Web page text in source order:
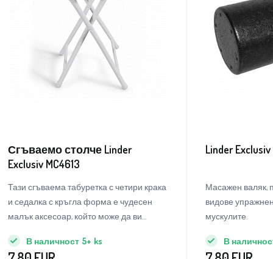
Сгъваемо столче Linder
Exclusiv MC4613
Тази сгъваема табуретка с четири крака
и седалка с кръгла форма е чудесен
малък аксесоар, който може да ви
гости или от място, където да приберете
В наличност 5+ ks
Linder
Масажен валяк,
видове
мускулите.
В